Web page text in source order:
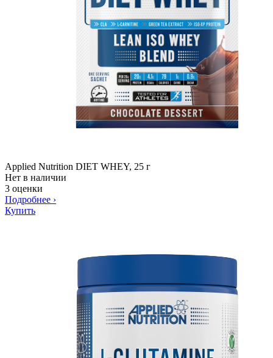
Applied Nutrition DIET WHEY, 25 г
Нет в наличии
3 оценки
Подробнее ›
Купить